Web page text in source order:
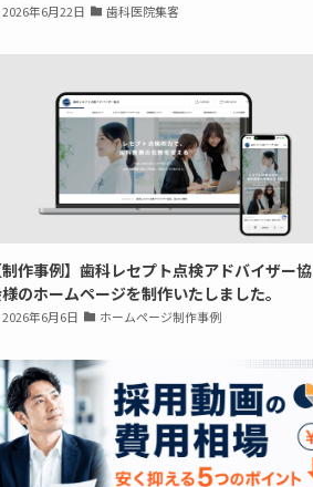
2026年6月22日 歯科医院集客
制作事例】歯科レセプト点検アドバイザー協
のホームページを制作いたしました。
2026年6月6日 ホームページ制作事例